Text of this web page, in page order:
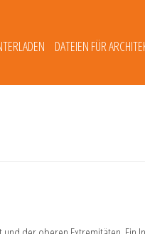
DATEIEN FÜR